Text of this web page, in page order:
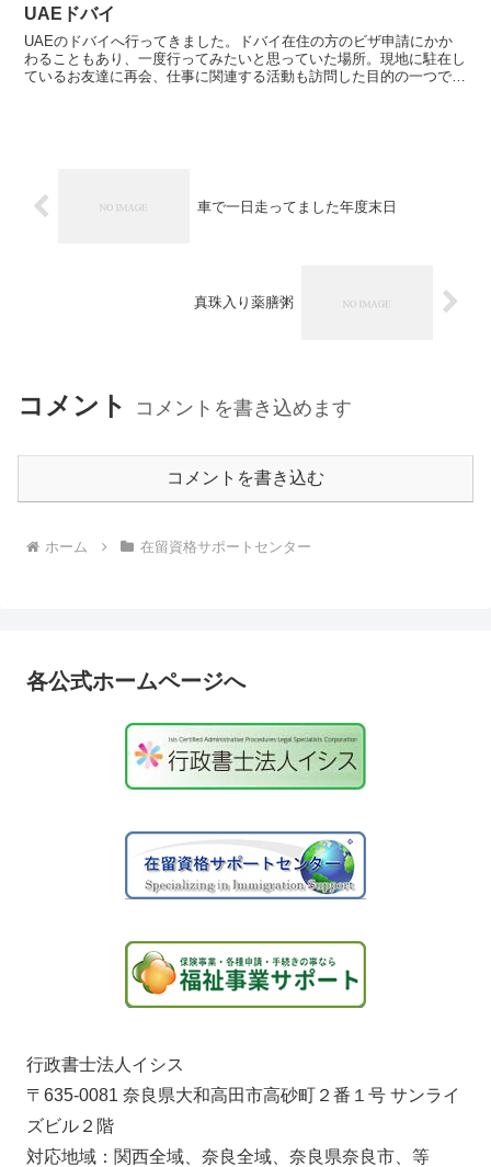
UAEドバイ
UAEのドバイへ行ってきました。ドバイ在住の方のビザ申請にかか
わることもあり、一度行ってみたいと思っていた場所。現地に駐在し
ているお友達に再会、仕事に関連する活動も訪問した目的の一つでし
車で一日走ってました年度末日
真珠入り薬膳粥
コメント コメントを書き込めます
コメントを書き込む
ホーム 在留資格サポートセンター
各公式ホームページへ
行政書士法人イシス
〒635-0081 奈良県大和高田市高砂町２番１号 サンライ
ズビル２階
対応地域：関西全域、奈良全域、奈良県奈良市、等